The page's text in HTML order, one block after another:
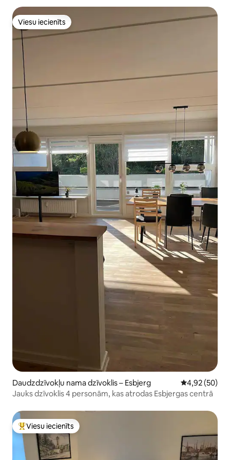
Viesu iecienīts
Viesu iecienīts
Daudzdzīvokļu nama dzīvoklis – Esbjerg Vidējais
4,92 (50)
Jauks dzīvoklis 4 personām, kas atrodas Esbjergas centrā
Populārs viesu iecienīts mājoklis
Viesu iecienīts